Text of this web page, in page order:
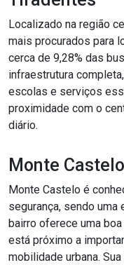
Localizado na região
mais procurados para
cerca de 9,28% das
infraestrutura
escolas e serviços
proximidade com o
diário.
Monte Castelo
Monte Castelo é
segurança, sendo
bairro oferece uma
está próximo a
mobilidade urbana.